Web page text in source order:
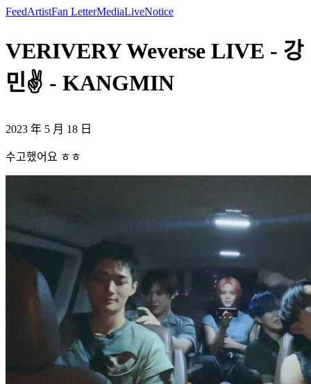
FeedArtistFan LetterMediaLiveNotice
VERIVERY Weverse LIVE - 강
민✌️ - KANGMIN
2023 年 5 月 18 日
수고했어요 ㅎㅎ